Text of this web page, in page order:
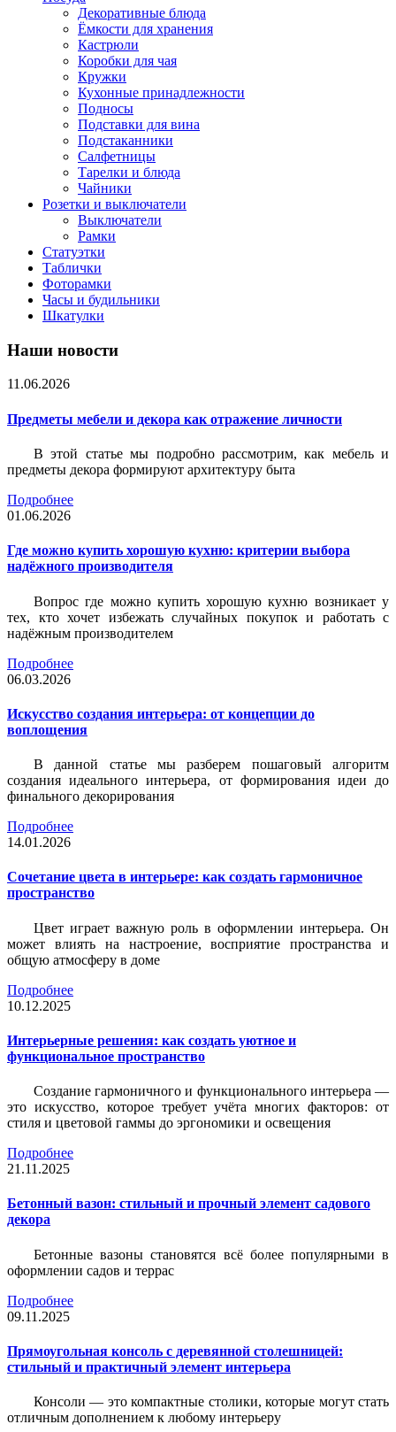
Декоративные блюда
Ёмкости для хранения
Кастрюли
Коробки для чая
Кружки
Кухонные принадлежности
Подносы
Подставки для вина
Подстаканники
Салфетницы
Тарелки и блюда
Чайники
Розетки и выключатели
Выключатели
Рамки
Статуэтки
Таблички
Фоторамки
Часы и будильники
Шкатулки
Наши новости
11.06.2026
Предметы мебели и декора как отражение личности
В этой статье мы подробно рассмотрим, как мебель и
предметы декора формируют архитектуру быта
Подробнее
01.06.2026
Где можно купить хорошую кухню: критерии выбора
надёжного производителя
Вопрос где можно купить хорошую кухню возникает у
тех, кто хочет избежать случайных покупок и работать с
надёжным производителем
Подробнее
06.03.2026
Искусство создания интерьера: от концепции до
воплощения
В данной статье мы разберем пошаговый алгоритм
создания идеального интерьера, от формирования идеи до
финального декорирования
Подробнее
14.01.2026
Сочетание цвета в интерьере: как создать гармоничное
пространство
Цвет играет важную роль в оформлении интерьера. Он
может влиять на настроение, восприятие пространства и
общую атмосферу в доме
Подробнее
10.12.2025
Интерьерные решения: как создать уютное и
функциональное пространство
Создание гармоничного и функционального интерьера —
это искусство, которое требует учёта многих факторов: от
стиля и цветовой гаммы до эргономики и освещения
Подробнее
21.11.2025
Бетонный вазон: стильный и прочный элемент садового
декора
Бетонные вазоны становятся всё более популярными в
оформлении садов и террас
Подробнее
09.11.2025
Прямоугольная консоль с деревянной столешницей:
стильный и практичный элемент интерьера
Консоли — это компактные столики, которые могут стать
отличным дополнением к любому интерьеру